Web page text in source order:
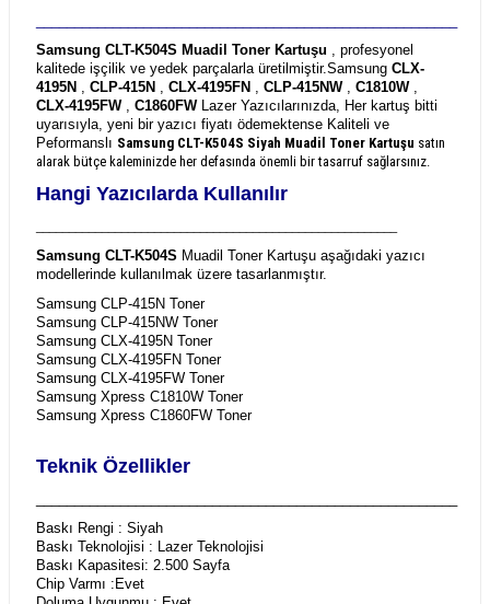
Samsung CLT-K504S Muadil Toner Kartuşu , profesyonel
kalitede işçilik ve yedek parçalarla üretilmiştir.Samsung CLX-
4195N , CLP-415N , CLX-4195FN , CLP-415NW , C1810W ,
CLX-4195FW , C1860FW Lazer Yazıcılarınızda, Her kartuş bitti
uyarısıyla, yeni bir yazıcı fiyatı ödemektense Kaliteli ve
Peformanslı Samsung CLT-K504S Siyah Muadil Toner Kartuşu satın
alarak bütçe kaleminizde her defasında önemli bir tasarruf sağlarsınız.
Hangi Yazıcılarda Kullanılır
Samsung CLT-K504S Muadil Toner Kartuşu aşağıdaki yazıcı
modellerinde kullanılmak üzere tasarlanmıştır.
Samsung CLP-415N Toner
Samsung CLP-415NW Toner
Samsung CLX-4195N Toner
Samsung CLX-4195FN Toner
Samsung CLX-4195FW Toner
Samsung Xpress C1810W Toner
Samsung Xpress C1860FW Toner
Teknik Özellikler
Baskı Rengi : Siyah
Baskı Teknolojisi : Lazer Teknolojisi
Baskı Kapasitesi: 2.500 Sayfa
Chip Varmı :Evet